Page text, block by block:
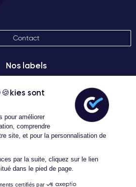
sont
pour améliorer
comprendre
site, et pour la personnalisation de
par la suite, cliquez sur le lien
dans le pied de page.
certifiés par
Contact
Nos labels
réservés